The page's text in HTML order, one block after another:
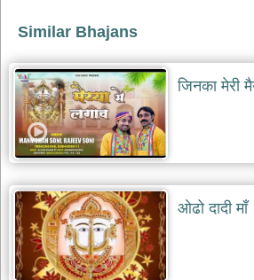
भजन
dayal
bhajans
शनि
देव
भजन
shani
bhajans
आज
का
भजन
bhajan
Similar Bhajans
जिनका मेरी
ओढो दादी माँ